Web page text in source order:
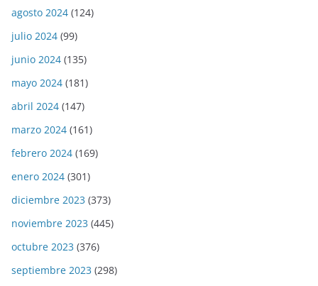
agosto 2024 (124)
julio 2024 (99)
junio 2024 (135)
mayo 2024 (181)
abril 2024 (147)
marzo 2024 (161)
febrero 2024 (169)
enero 2024 (301)
diciembre 2023 (373)
noviembre 2023 (445)
octubre 2023 (376)
septiembre 2023 (298)